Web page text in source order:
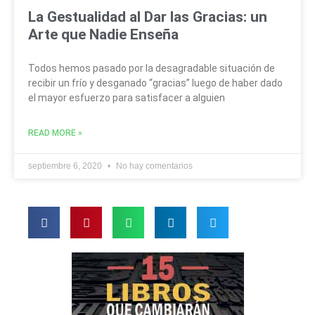
La Gestualidad al Dar las Gracias: un
Arte que Nadie Enseña
Todos hemos pasado por la desagradable situación de
recibir un frío y desganado “gracias” luego de haber dado
el mayor esfuerzo para satisfacer a alguien
READ MORE »
septiembre 6, 2020 No hay comentarios